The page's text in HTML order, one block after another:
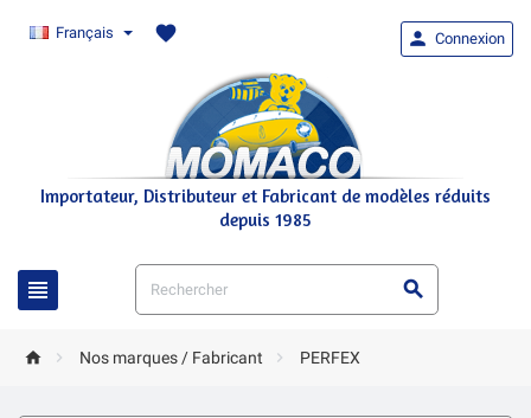
Français favorite
Importateur, Distributeur et Fabricant de modèles réduits
depuis 1985
 
 Connexion
  Nos marques / Fabricant  PERFEX